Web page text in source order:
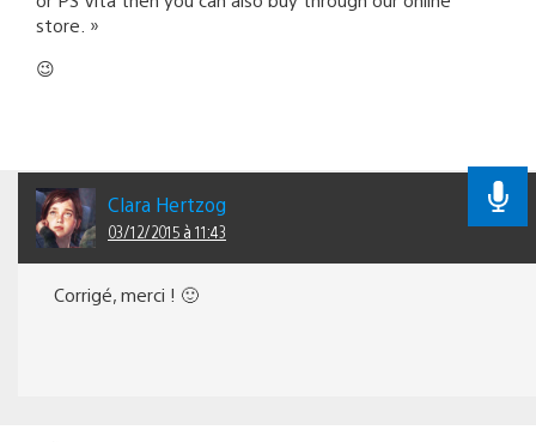
store. »
😉
Clara Hertzog
03/12/2015 à 11:43
Corrigé, merci ! 🙂